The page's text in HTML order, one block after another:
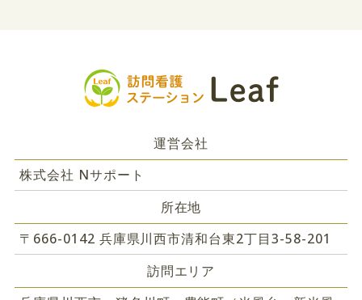
運営会社
株式会社 Nサポート
所在地
〒666-0142 兵庫県川西市清和台東2丁目3-58-201
訪問エリア